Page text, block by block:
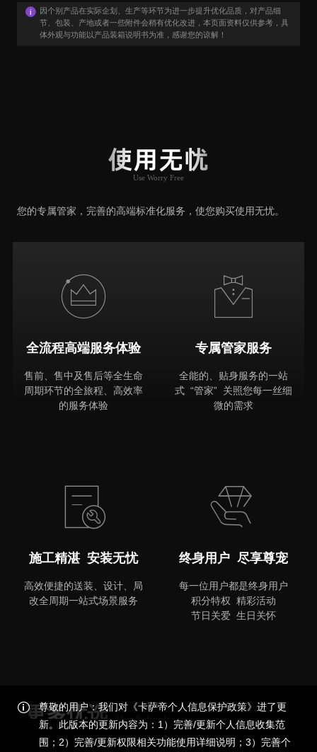
因个别产品在实际企划、生产等环节为进一步提升优化品质，对产品细
节、包装、产地或者一些附件会稍有优化改进，本页面资料仅供参考，具
体外观与功能以产品装箱说明书为准，感谢您的谅解！
使用无忧
Use Worry Free
您的专属管家，完善的高端标准化服务，使您购买使用无忧。
全流程高端服务体验
售前、售中及售后等全生命
周期环节的全旅程、高效率
的服务体验
专属管家服务
全能的、贴身服务的一站
式 “管家” 关照您每一丝细
微的需求
施工精湛 安装无忧
高效便捷的送装、设计、局
改全周期一站式场景服务
终身用户 尽享尊宠
每一位用户都是终身用户
积分特权 精彩活动
节日关爱 生日关怀
更多优选 More Preferred
品质尊享，更多精彩
尊敬的用户：我们对《卡萨帝个人信息保护政策》进了更
新。此版本的更新内容为：1）完善/更新个人信息收集范
围；2）完善/更新权限相关功能使用详细说明；3）完善个